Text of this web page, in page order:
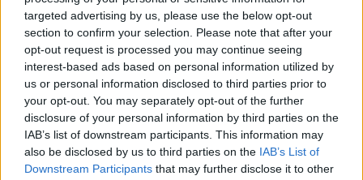
targeted advertising by us, please use the below opt-out
section to confirm your selection. Please note that after your
opt-out request is processed you may continue seeing
interest-based ads based on personal information utilized by
us or personal information disclosed to third parties prior to
your opt-out. You may separately opt-out of the further
disclosure of your personal information by third parties on the
IAB’s list of downstream participants. This information may
also be disclosed by us to third parties on the IAB’s List of
Downstream Participants that may further disclose it to other